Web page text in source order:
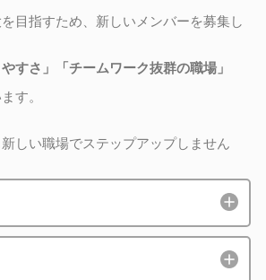
目指すため、新しいメンバーを募集し
すさ」「チームワーク抜群の職場」
す。
しい職場でステップアップしません